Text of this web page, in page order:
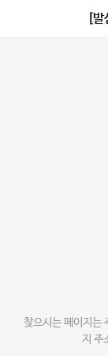
[
찾으시는 페이지는
지 주